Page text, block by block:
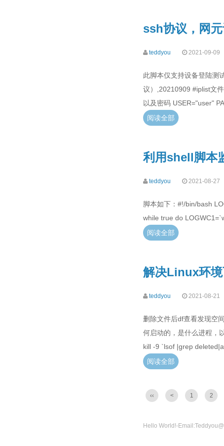
ssh协议，网
teddyou 2021-09-09
此脚本仅支持设备登陆测
议）,20210909 #iplist文
以及密码 USER="user"
阅读全部
利用shell脚本
teddyou 2021-08-27
脚本如下：#!/bin/bash
while true do
阅读全部
解决Linux环境
teddyou 2021-08-21
删除文件后df查看发现空
何启动的，是什么进程，
kill -9 `lsof |grep
阅读全部
‹‹ < 1 2
Hello World!-